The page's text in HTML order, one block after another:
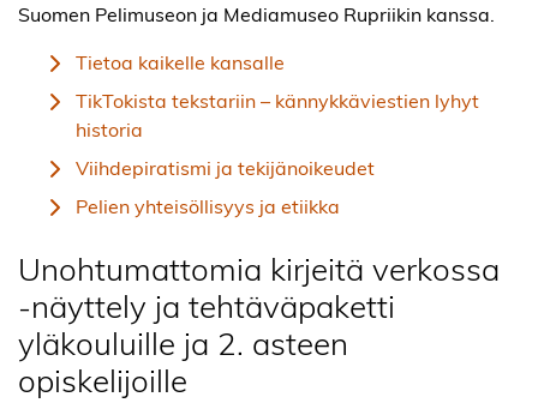
Suomen Pelimuseon ja Mediamuseo Rupriikin kanssa.
Tietoa kaikelle kansalle
TikTokista tekstariin – kännykkäviestien lyhyt
historia
Viihdepiratismi ja tekijänoikeudet
Pelien yhteisöllisyys ja etiikka
Unohtumattomia kirjeitä verkossa
-näyttely ja tehtäväpaketti
yläkouluille ja 2. asteen
opiskelijoille